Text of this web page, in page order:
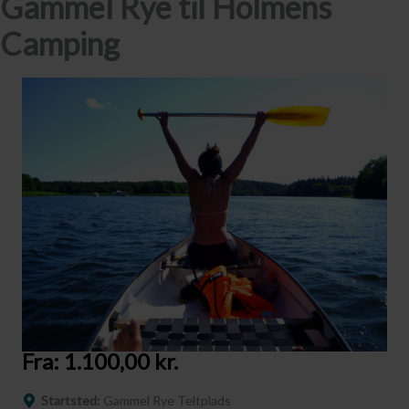
Camping
Fra: 1.100,00 kr.
Startsted: Gammel Rye Teltplads